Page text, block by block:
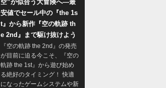
空”が似合う大冒険へ―最
安値でセール中の『the 1s
t』から新作『空の軌跡 th
e 2nd』まで駆け抜けよう
『空の軌跡 the 2nd』の発売
が目前に迫る今こそ、『空の
軌跡 the 1st』から遊び始め
る絶好のタイミング！ 快適
になったゲームシステムや新